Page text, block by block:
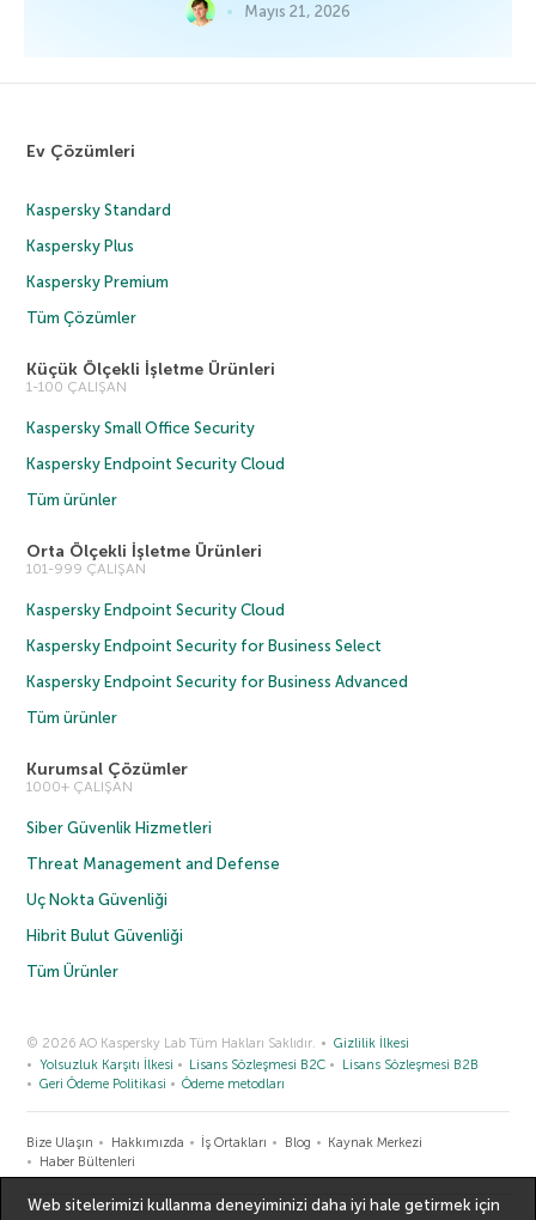
Mayıs 21, 2026
Ev Çözümleri
Kaspersky Standard
Kaspersky Plus
Kaspersky Premium
Tüm Çözümler
Küçük Ölçekli İşletme Ürünleri
1-100 ÇALIŞAN
Kaspersky Small Office Security
Kaspersky Endpoint Security Cloud
Tüm ürünler
Orta Ölçekli İşletme Ürünleri
101-999 ÇALIŞAN
Kaspersky Endpoint Security Cloud
Kaspersky Endpoint Security for Business Select
Kaspersky Endpoint Security for Business Advanced
Tüm ürünler
Kurumsal Çözümler
1000+ ÇALIŞAN
Siber Güvenlik Hizmetleri
Threat Management and Defense
Uç Nokta Güvenliği
Hibrit Bulut Güvenliği
Tüm Ürünler
© 2026 AO Kaspersky Lab Tüm Hakları Saklıdır.
Gizlilik İlkesi
Yolsuzluk Karşıtı İlkesi
Lisans Sözleşmesi B2C
Lisans Sözleşmesi B2B
Geri Ödeme Politikasi
Ödeme metodları
Bize Ulaşın Hakkımızda İş Ortakları Blog
Kaynak Merkezi
Haber Bültenleri
Web sitelerimizi kullanma deneyiminizi daha iyi hale getirmek için